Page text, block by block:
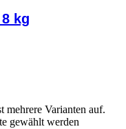
kg
mehrere Varianten auf.
gewählt werden